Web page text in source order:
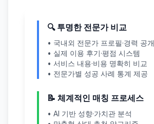
🔍 투명한 전문가 비교
• 국내외 전문가 프로필·경력 공개
• 실제 이용 후기·평점 시스템
• 서비스 내용·비용 명확히 비교
• 전문가별 성공 사례 통계 제공
📝 체계적인 매칭 프로세스
• AI 기반 성향·가치관 분석